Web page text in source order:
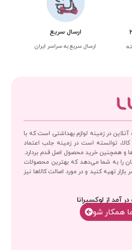
ارسال سریع
ارسال سریع به سراسر ایران
آنلاین در زمینه لوازم بهداشتی است که با
توانسته است در زمینه جلب اعتماد
و همچنین خرید محصول اصل قدم بردارد.
را به شما می‌دهد که بهترین محصولات
بازار تهیه کنید و در مورد اصالت کالاها نیز
آمد از لوکسیرانا
همکار شو